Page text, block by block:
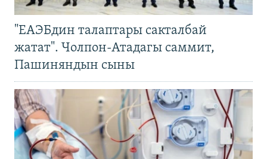
"ЕАЭБдин талаптары сакталбай
жатат". Чолпон-Атадагы саммит,
Пашиняндын сыны